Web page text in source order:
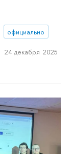
официально
24 декабря 2025